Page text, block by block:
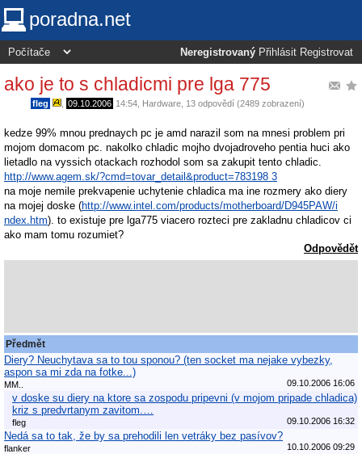
poradna.net
Neregistrovaný Přihlásit Registrovat
ako je to s chladicmi pre lga 775
fleg 09.10.2006 14:54 Hardware , 13 odpovědí (2489 zobrazení)
kedze 99% mnou prednaych pc je amd narazil som na mnesi problem pri
mojom domacom pc. nakolko chladic mojho dvojadroveho pentia huci ako
lietadlo na vyssich otackach rozhodol som sa zakupit tento chladic.
http://www.agem.sk/?cmd=tovar_detail&product=783198 3
na moje nemile prekvapenie uchytenie chladica ma ine rozmery ako diery
na mojej doske (http://www.intel.com/products/motherboard/D945PAW/i
ndex.htm). to existuje pre lga775 viacero rozteci pre zakladnu chladicov ci
ako mam tomu rozumiet?
Odpovědět
Předmět
Diery? Neuchytava sa to tou sponou? (ten socket ma nejake vybezky,
aspon sa mi zda na fotke...)
MM.. 09.10.2006 16:06
v doske su diery na ktore sa zospodu pripevni (v mojom pripade chladica)
kriz s predvrtanym zavitom.…
fleg 09.10.2006 16:32
Nedá sa to tak, že by sa prehodili len vetráky bez pasívov?
flanker 10.10.2006 09:29